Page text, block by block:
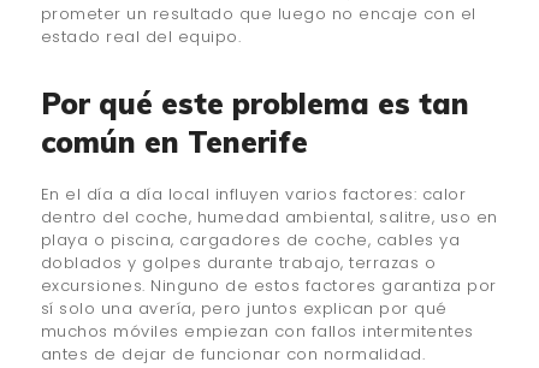
prometer un resultado que luego no encaje con el
estado real del equipo.
Por qué este problema es tan
común en Tenerife
En el día a día local influyen varios factores: calor
dentro del coche, humedad ambiental, salitre, uso en
playa o piscina, cargadores de coche, cables ya
doblados y golpes durante trabajo, terrazas o
excursiones. Ninguno de estos factores garantiza por
sí solo una avería, pero juntos explican por qué
muchos móviles empiezan con fallos intermitentes
antes de dejar de funcionar con normalidad.